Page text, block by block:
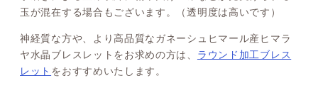
玉が混在する場合もございます。（透明度は高いです）
神経質な方や、より高品質なガネーシュヒマール産ヒマラ
ヤ水晶ブレスレットをお求めの方は、 ラウンド加工ブレス
レット をおすすめいたします。